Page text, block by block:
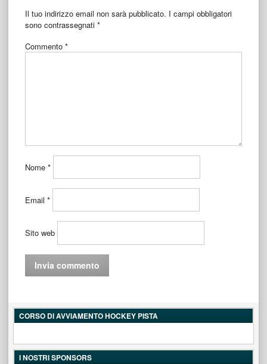
Il tuo indirizzo email non sarà pubblicato. I campi obbligatori
sono contrassegnati *
Commento *
Nome *
Email *
Sito web
CORSO DI AVVIAMENTO HOCKEY PISTA
I NOSTRI SPONSORS